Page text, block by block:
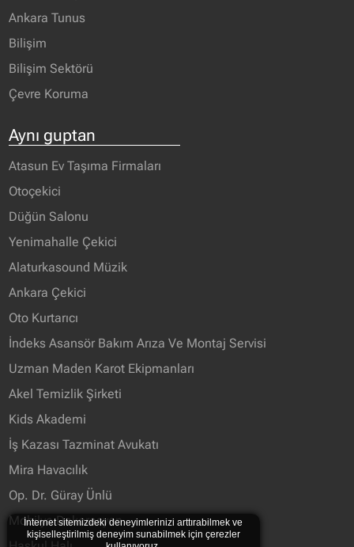
Ankara Tunus
Bilişim
Bilişim Sektörü
Çevre Koruma
Aynı guptan
Atasun Ev Taşıma Firmaları
Otoçekici
Düğün Salonu
Yenimahalle Çekici
Alaturkasound Müzik
Ankara Çekici
Oto Kurtarıcı
İndeks Asansör Bakım Arıza Ve Montaj Servisi
Uzman Maden Karot Ekipmanları
Akel Temizlik Şirketi
Kids Akademi
İş Kazası Tazminat Avukatı
Mira Havacılık
Op. Dr. Güray Ünlü
Mobilya Dekorasyon
İnternet sitemizdeki deneyimlerinizi arttırabilmek ve
kişiselleştirilmiş deneyim sunabilmek için çerezler